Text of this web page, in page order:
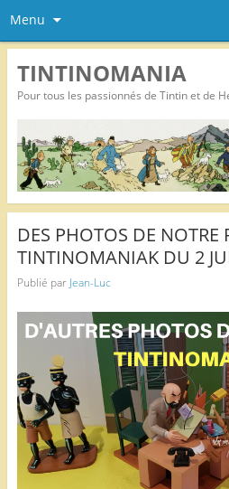
Menu
TINTINOMANIA
Pour tous les passionnés de Tintin et de
DES PHOTOS DE NOTRE
TINTINOMANIAK DU 2
Publié par Jean-Luc